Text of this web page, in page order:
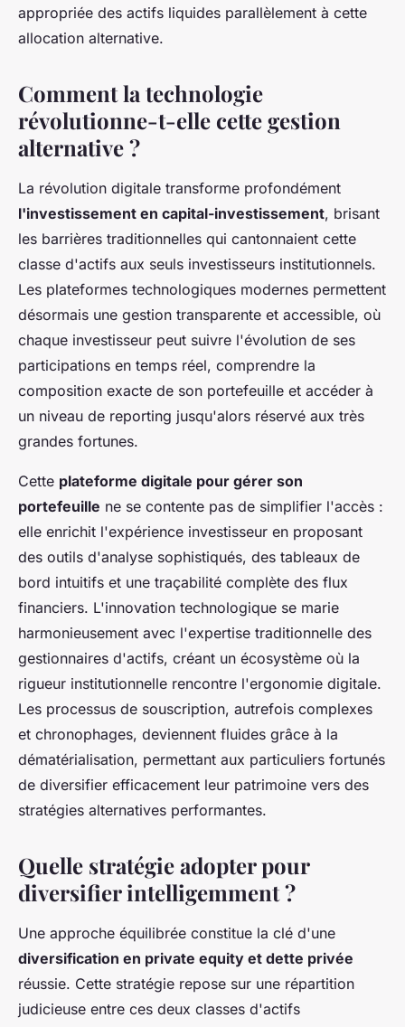
appropriée des actifs liquides parallèlement à cette
allocation alternative.
Comment la technologie
révolutionne-t-elle cette gestion
alternative ?
La révolution digitale transforme profondément
l'investissement en capital-investissement, brisant
les barrières traditionnelles qui cantonnaient cette
classe d'actifs aux seuls investisseurs institutionnels.
Les plateformes technologiques modernes permettent
désormais une gestion transparente et accessible, où
chaque investisseur peut suivre l'évolution de ses
participations en temps réel, comprendre la
composition exacte de son portefeuille et accéder à
un niveau de reporting jusqu'alors réservé aux très
grandes fortunes.
Cette plateforme digitale pour gérer son
portefeuille ne se contente pas de simplifier l'accès :
elle enrichit l'expérience investisseur en proposant
des outils d'analyse sophistiqués, des tableaux de
bord intuitifs et une traçabilité complète des flux
financiers. L'innovation technologique se marie
harmonieusement avec l'expertise traditionnelle des
gestionnaires d'actifs, créant un écosystème où la
rigueur institutionnelle rencontre l'ergonomie digitale.
Les processus de souscription, autrefois complexes
et chronophages, deviennent fluides grâce à la
dématérialisation, permettant aux particuliers fortunés
de diversifier efficacement leur patrimoine vers des
stratégies alternatives performantes.
Quelle stratégie adopter pour
diversifier intelligemment ?
Une approche équilibrée constitue la clé d'une
diversification en private equity et dette privée
réussie. Cette stratégie repose sur une répartition
judicieuse entre ces deux classes d'actifs